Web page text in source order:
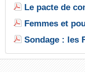
Le pacte de
Femmes et
Sondage : les